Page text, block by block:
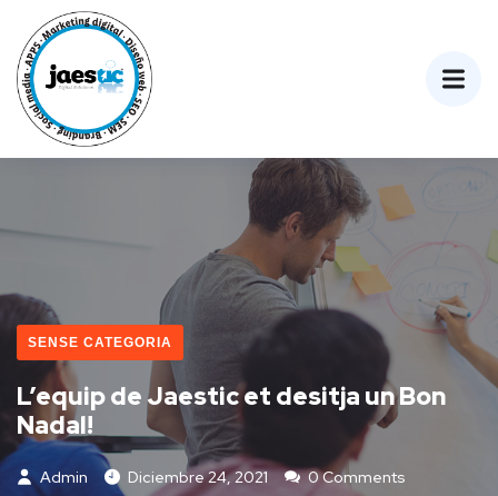
SENSE CATEGORIA
L’equip de Jaestic et desitja un Bon
Nadal!
Admin Diciembre 24, 2021
0 Comments